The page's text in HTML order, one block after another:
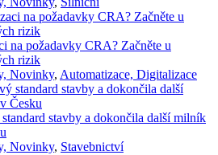
na požadavky CRA? Začněte u
rizik
Novinky, Automatizace, Digitalizace
stavby a dokončila další milník
Novinky, Stavebnictví